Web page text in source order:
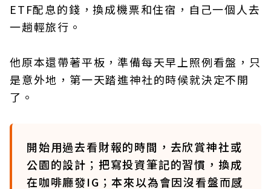
ETF配息的錢，換成機票和住宿，自己一個人去
一趟輕旅行。
他原本還帶著平板，準備每天早上照例看盤，只
是意外地，第一天踏進神社的時候就決定不開
了。
開始用過去看財報的時間，去欣賞神社或
公園的設計；把寫投資筆記的習慣，換成
在咖啡廳發IG；本來以為會因沒看盤而感